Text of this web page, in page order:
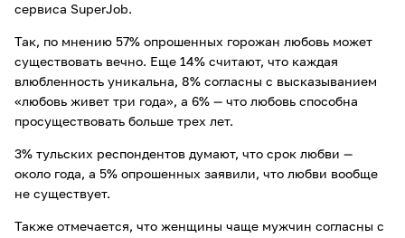
сервиса SuperJob.
Так, по мнению 57% опрошенных горожан любовь может
существовать вечно. Еще 14% считают, что каждая
влюбленность уникальна, 8% согласны с высказыванием
«любовь живет три года», а 6% — что любовь способна
просуществовать больше трех лет.
3% тульских респондентов думают, что срок любви —
около года, а 5% опрошенных заявили, что любви вообще
не существует.
Также отмечается, что женщины чаще мужчин согласны с